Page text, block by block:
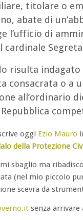
titolare o
abate di
l’ufficio di
cardinale
risulta
consacrata o a
all’ordinario
oggi Ezio Mauro
della Protezione
sbaglio ma
(nel mio piccolo
scevra da
senza arrivare